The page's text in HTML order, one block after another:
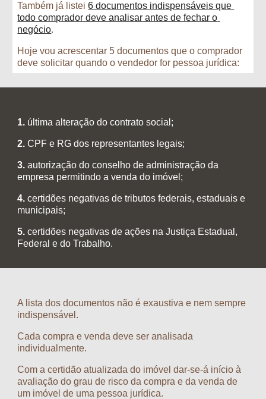
Também já listei 6 documentos indispensáveis que
todo comprador deve analisar antes de fechar o
negócio.
Hoje vou acrescentar 5 documentos que o comprador
deve solicitar quando o vendedor for pessoa jurídica:
1. última alteração do contrato social;
2. CPF e RG dos representantes legais;
3. autorização do conselho de administração da
empresa permitindo a venda do imóvel;
4. certidões negativas de tributos federais, estaduais e
municipais;
5. certidões negativas de ações na Justiça Estadual,
Federal e do Trabalho.
A lista dos documentos não é exaustiva e nem sempre
indispensável.
Cada compra e venda deve ser analisada
individualmente.
Com a certidão atualizada do imóvel dar-se-á início à
avaliação do grau de risco da compra e da venda de
um imóvel de uma pessoa jurídica.